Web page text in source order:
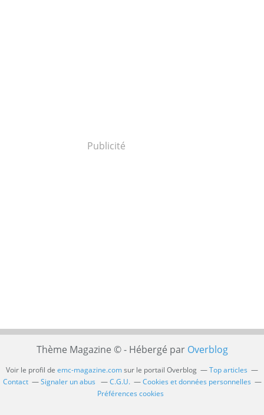
Publicité
Thème Magazine © - Hébergé par Overblog
Voir le profil de emc-magazine.comsur le portail Overblog
Top articles
Contact
Signaler un abus C.G.U.
Cookies et données personnelles
Préférences cookies